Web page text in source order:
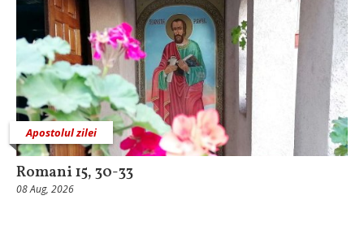
Apostolul zilei
Romani 15, 30-33
08 Aug, 2026